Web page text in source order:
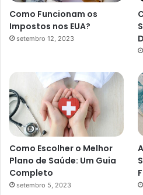
Como Funcionam os
Impostos nos EUA?
setembro 12, 2023
Como Escolher o Melhor
Plano de Saúde: Um Guia
Completo
setembro 5, 2023